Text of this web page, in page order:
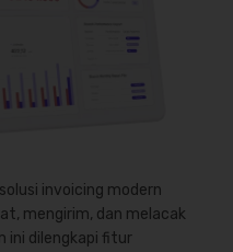
invoicing modern
mengirim, dan melacak
ini dilengkapi fitur